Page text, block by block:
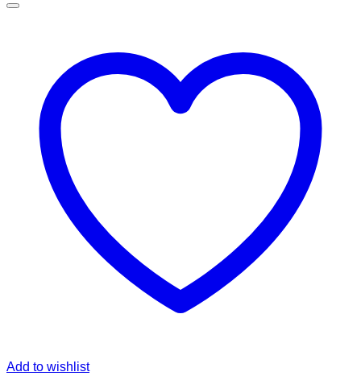
Add to wishlist